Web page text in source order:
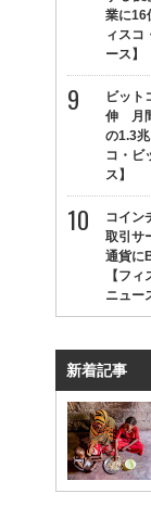
業に16
ィスコ
ース】
ビット
伸 月
の1.3
コ・ビ
ス】
コイン
取引サ
通貨に
【フ
ニュー
新着記事